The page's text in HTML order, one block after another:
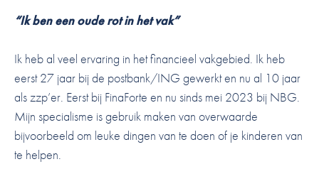
“Ik ben een oude rot in het vak”
Ik heb al veel ervaring in het financieel vakgebied. Ik heb
eerst 27 jaar bij de postbank/ING gewerkt en nu al 10 jaar
als zzp’er. Eerst bij FinaForte en nu sinds mei 2023 bij NBG.
Mijn specialisme is gebruik maken van overwaarde
bijvoorbeeld om leuke dingen van te doen of je kinderen van
te helpen.